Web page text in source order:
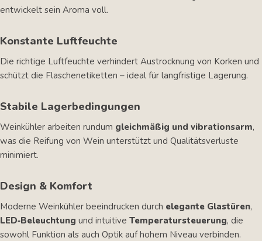
entwickelt sein Aroma voll.
Konstante Luftfeuchte
Die richtige Luftfeuchte verhindert Austrocknung von Korken und
schützt die Flaschenetiketten – ideal für langfristige Lagerung.
Stabile Lagerbedingungen
Weinkühler arbeiten rundum gleichmäßig und vibrationsarm,
was die Reifung von Wein unterstützt und Qualitätsverluste
minimiert.
Design & Komfort
Moderne Weinkühler beeindrucken durch elegante Glastüren,
LED‑Beleuchtung und intuitive Temperatursteuerung, die
sowohl Funktion als auch Optik auf hohem Niveau verbinden.